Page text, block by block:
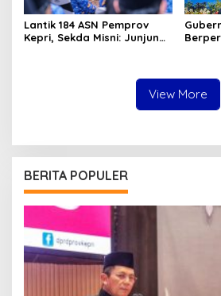
Lantik 184 ASN Pemprov
Kepri, Sekda Misni: Junjung
View More
BERITA POPULER